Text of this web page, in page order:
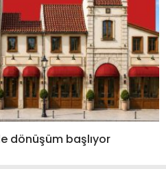
dönüşüm başlıyor